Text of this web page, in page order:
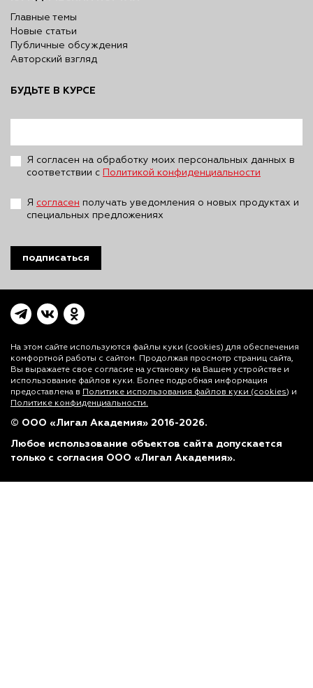
Главные темы
Новые статьи
Публичные обсуждения
Авторский взгляд
БУДЬТЕ В КУРСЕ
Я согласен на обработку моих персональных данных в
соответствии с
Политикой конфиденциальности
Я согласен получать уведомления о новых продуктах и
специальных предложениях
подписаться
На этом сайте используются файлы куки (cookies) для обеспечения
комфортной работы с сайтом. Продолжая просмотр страниц сайта,
Вы выражаете свое согласие на установку на Вашем устройстве и
использование файлов куки. Более подробная информация
предоставлена в Политике использования файлов куки (cookies) и
Политике конфиденциальности.
© ООО «Лигал Академия» 2016-2026.
Любое использование объектов сайта допускается
только с согласия ООО «Лигал Академия».